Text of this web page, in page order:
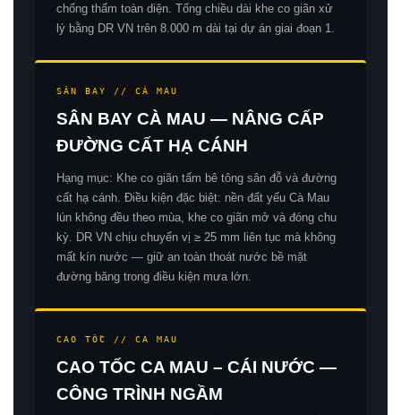
chống thấm toàn diện. Tổng chiều dài khe co giãn xử
lý bằng DR VN trên 8.000 m dài tại dự án giai đoạn 1.
SÂN BAY // CÀ MAU
SÂN BAY CÀ MAU — NÂNG CẤP
ĐƯỜNG CẤT HẠ CÁNH
Hạng mục: Khe co giãn tấm bê tông sân đỗ và đường
cất hạ cánh. Điều kiện đặc biệt: nền đất yếu Cà Mau
lún không đều theo mùa, khe co giãn mở và đóng chu
kỳ. DR VN chịu chuyển vị ≥ 25 mm liên tục mà không
mất kín nước — giữ an toàn thoát nước bề mặt
đường băng trong điều kiện mưa lớn.
CAO TỐC // CA MAU
CAO TỐC CA MAU – CÁI NƯỚC —
CÔNG TRÌNH NGẦM